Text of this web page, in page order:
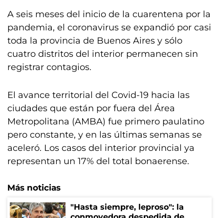
A seis meses del inicio de la cuarentena por la
pandemia, el coronavirus se expandió por casi
toda la provincia de Buenos Aires y sólo
cuatro distritos del interior permanecen sin
registrar contagios.
El avance territorial del Covid-19 hacia las
ciudades que están por fuera del Área
Metropolitana (AMBA) fue primero paulatino
pero constante, y en las últimas semanas se
aceleró. Los casos del interior provincial ya
representan un 17% del total bonaerense.
Más noticias
"Hasta siempre, leproso": la